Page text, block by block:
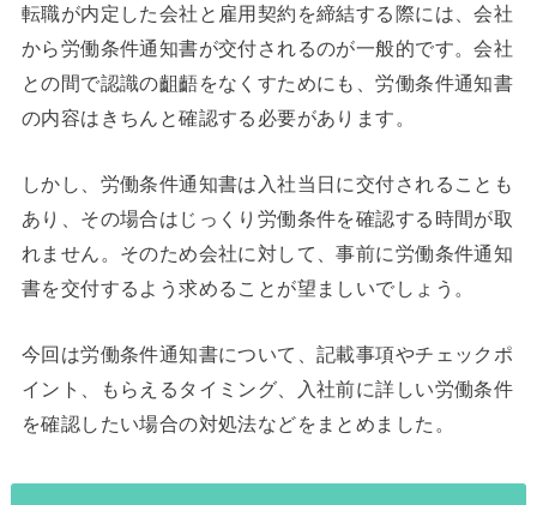
転職が内定した会社と雇用契約を締結する際には、会社
から労働条件通知書が交付されるのが一般的です。会社
との間で認識の齟齬をなくすためにも、労働条件通知書
の内容はきちんと確認する必要があります。
しかし、労働条件通知書は入社当日に交付されることも
あり、その場合はじっくり労働条件を確認する時間が取
れません。そのため会社に対して、事前に労働条件通知
書を交付するよう求めることが望ましいでしょう。
今回は労働条件通知書について、記載事項やチェックポ
イント、もらえるタイミング、入社前に詳しい労働条件
を確認したい場合の対処法などをまとめました。